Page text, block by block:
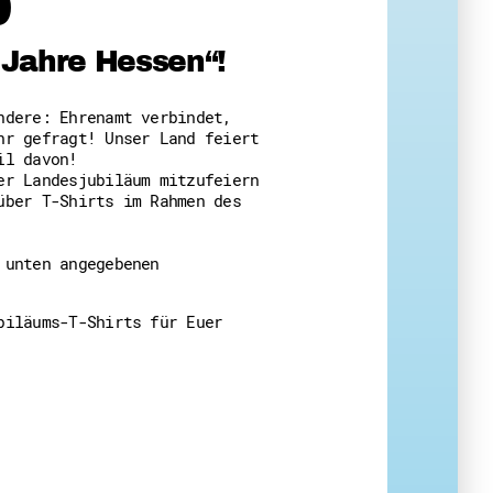
Hessen“!
Ehrenamt verbindet,
gefragt! Unser Land feiert
davon!
Landesjubiläum mitzufeiern
T-Shirts im Rahmen des
angegebenen
T-Shirts für Euer